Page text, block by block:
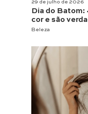
29 de julho de 2026
Dia do Batom:
cor e são
Beleza